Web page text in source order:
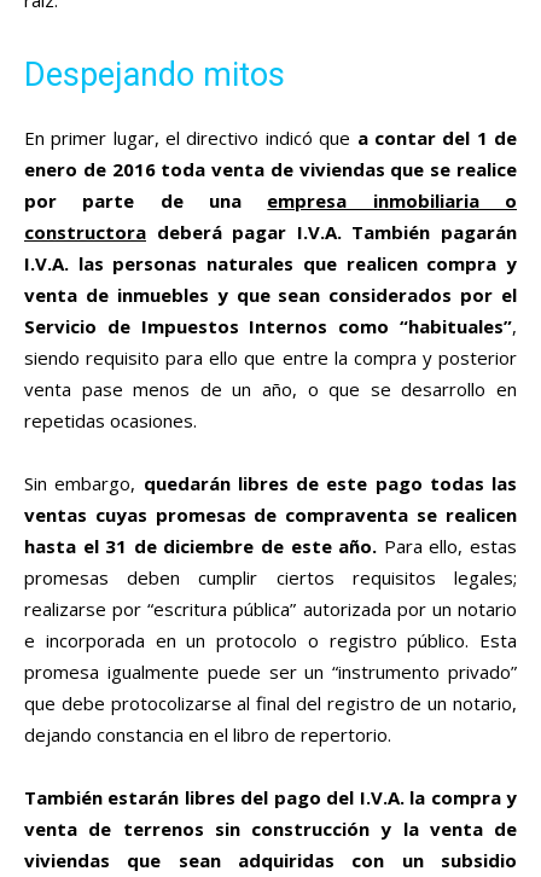
Despejando mitos
En primer lugar, el directivo indicó que a contar del 1 de
enero de 2016 toda venta de viviendas que se realice
por parte de una empresa inmobiliaria o
constructora deberá pagar I.V.A. También pagarán
I.V.A. las personas naturales que realicen compra y
venta de inmuebles y que sean considerados por el
Servicio de Impuestos Internos como “habituales”,
siendo requisito para ello que entre la compra y posterior
venta pase menos de un año, o que se desarrollo en
repetidas ocasiones.
Sin embargo, quedarán libres de este pago todas las
ventas cuyas promesas de compraventa se realicen
hasta el 31 de diciembre de este año. Para ello, estas
promesas deben cumplir ciertos requisitos legales;
realizarse por “escritura pública” autorizada por un notario
e incorporada en un protocolo o registro público. Esta
promesa igualmente puede ser un “instrumento privado”
que debe protocolizarse al final del registro de un notario,
dejando constancia en el libro de repertorio.
También estarán libres del pago del I.V.A. la compra y
venta de terrenos sin construcción y la venta de
viviendas que sean adquiridas con un subsidio